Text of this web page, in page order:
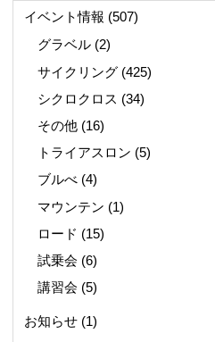
イベント情報 (507)
グラベル (2)
サイクリング (425)
シクロクロス (34)
その他 (16)
トライアスロン (5)
ブルべ (4)
マウンテン (1)
ロード (15)
試乗会 (6)
講習会 (5)
お知らせ(1)